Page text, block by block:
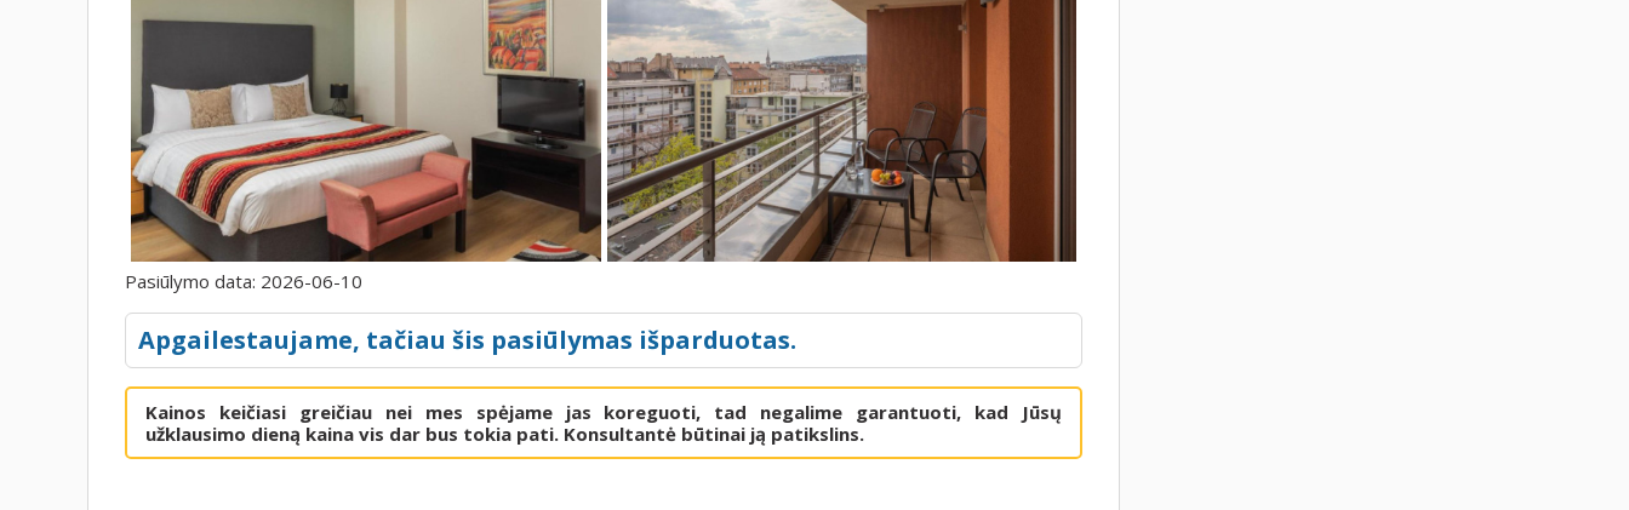
Pasiūlymo data: 2026-06-10
Apgailestaujame, tačiau šis pasiūlymas išparduotas.
Kainos keičiasi greičiau nei mes spėjame jas koreguoti, tad negalime garantuoti, kad Jūsų
užklausimo dieną kaina vis dar bus tokia pati. Konsultantė būtinai ją patikslins.